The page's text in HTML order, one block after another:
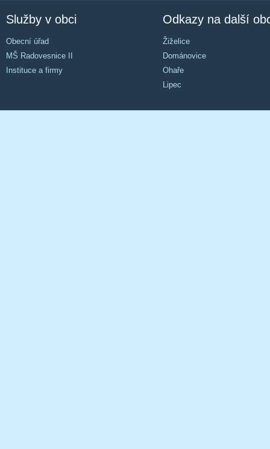
Služby v obci
Obecní úřad
MŠ Radovesnice II
Instituce a firmy
Odkazy na další
Žiželice
Dománovice
Ohaře
Lipec